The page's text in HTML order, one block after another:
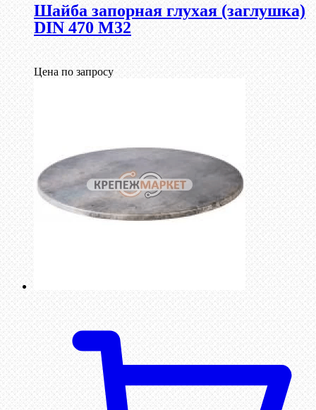
Шайба запорная глухая (заглушка)
DIN 470 М32
Цена по запросу